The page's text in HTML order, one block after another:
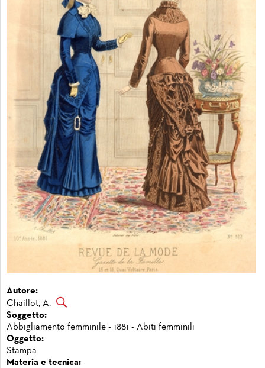
Autore:
Chaillot, A.
Soggetto:
Abbigliamento femminile - 1881 - Abiti femminili
Oggetto:
Stampa
Materia e tecnica: